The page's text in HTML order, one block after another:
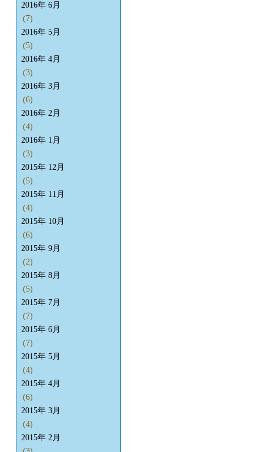
2016年 6月
(7)
2016年 5月
(5)
2016年 4月
(3)
2016年 3月
(6)
2016年 2月
(4)
2016年 1月
(3)
2015年 12月
(5)
2015年 11月
(4)
2015年 10月
(6)
2015年 9月
(2)
2015年 8月
(5)
2015年 7月
(7)
2015年 6月
(7)
2015年 5月
(4)
2015年 4月
(6)
2015年 3月
(4)
2015年 2月